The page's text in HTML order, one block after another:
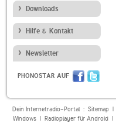
Downloads
Hilfe & Kontakt
Newsletter
PHONOSTAR AUF
Dein Internetradio-Portal : Sitemap|
Windows| Radioplayer für Android|